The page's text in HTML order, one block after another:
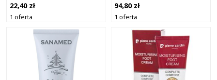
22,40 zł
1 oferta
94,80 zł
1 oferta